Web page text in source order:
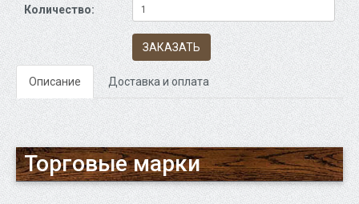
Количество:
ЗАКАЗАТЬ
Описание Доставка и оплата
Торговые марки